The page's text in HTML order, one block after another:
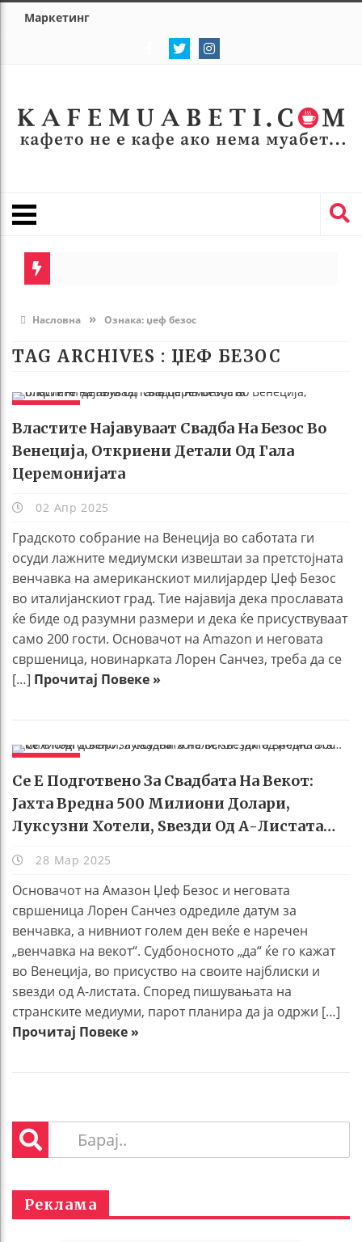
Маркетинг
Насловна » Ознака: џеф безос
TAG ARCHIVES : ЏЕФ БЕЗОС
Властите Најавуваат Свадба На Безос Во
Венеција, Откриени Детали Од Гала
Церемонијата
02 Апр 2025
Градското собрание на Венеција во саботата ги
осуди лажните медиумски извештаи за претстојната
венчавка на американскиот милијардер Џеф Безос
во италијанскиот град. Тие најавија дека прославата
ќе биде од разумни размери и дека ќе присуствуваат
само 200 гости. Основачот на Amazon и неговата
свршеница, новинарката Лорен Санчез, треба да се
[…] Прочитај Повеке »
Се Е Подготвено За Свадбата На Векот:
Јахта Вредна 500 Милиони Долари,
Луксузни Хотели, Ѕвезди Од А-Листата…
28 Мар 2025
Основачот на Амазон Џеф Безос и неговата
свршеница Лорен Санчез одредиле датум за
венчавка, а нивниот голем ден веќе е наречен
„венчавка на векот“. Судбоносното „да“ ќе го кажат
во Венеција, во присуство на своите најблиски и
ѕвезди од А-листата. Според пишувањата на
странските медиуми, парот планира да ја одржи […]
Прочитај Повеке »
Реклама